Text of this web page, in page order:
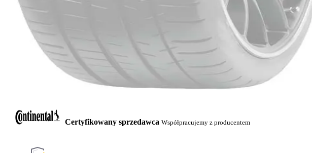
Certyfikowany sprzedawca Współpracujemy z producentem